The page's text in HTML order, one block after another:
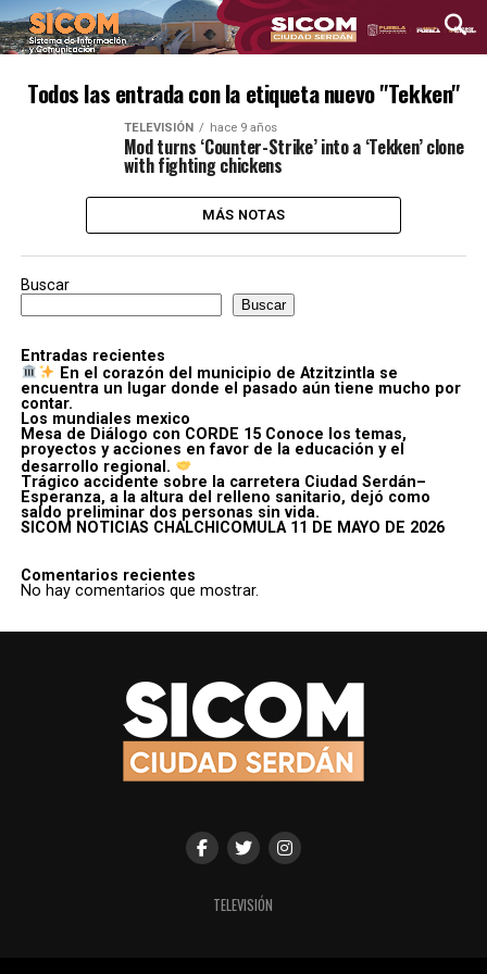
Todos las entrada con la etiqueta nuevo "Tekken"
TELEVISIÓN hace 9 años
Mod turns ‘Counter-Strike’ into a ‘Tekken’ clone
with fighting chickens
MÁS NOTAS
Buscar
Buscar
Entradas recientes
En el corazón del municipio de Atzitzintla se
encuentra un lugar donde el pasado aún tiene mucho por
contar.
Los mundiales mexico
Mesa de Diálogo con CORDE 15 Conoce los temas,
proyectos y acciones en favor de la educación y el
desarrollo regional.
Trágico accidente sobre la carretera Ciudad Serdán–
Esperanza, a la altura del relleno sanitario, dejó como
saldo preliminar dos personas sin vida.
SICOM NOTICIAS CHALCHICOMULA 11 DE MAYO DE 2026
Comentarios recientes
No hay comentarios que mostrar.
TELEVISIÓN